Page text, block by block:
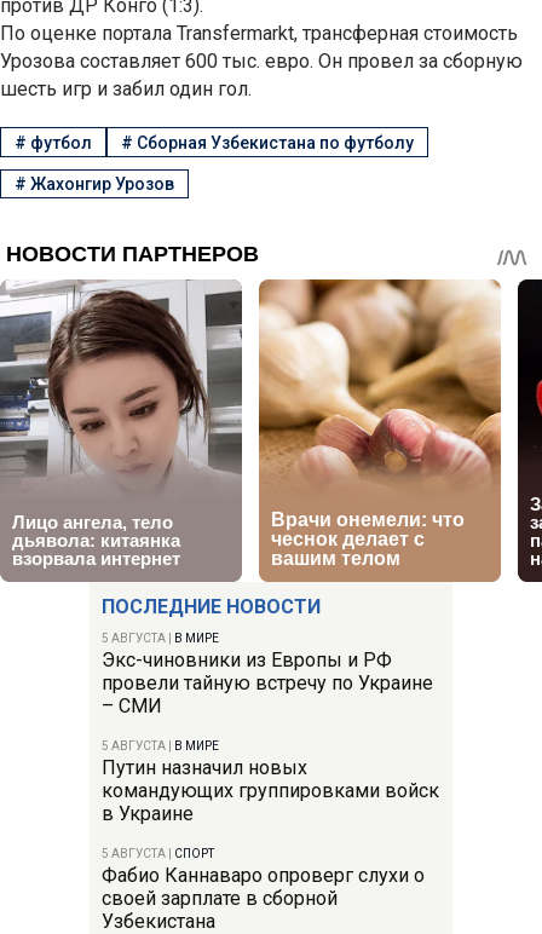
ПОСЛЕДНИЕ НОВОСТИ
5 АВГУСТА В МИРЕ
Экс-чиновники из Европы и РФ
провели тайную встречу по Украине
– СМИ
5 АВГУСТА В МИРЕ
Путин назначил новых
командующих группировками войск
в Украине
5 АВГУСТА СПОРТ
Фабио Каннаваро опроверг слухи о
своей зарплате в сборной
Узбекистана
против ДР Конго (1:3).
По оценке портала Transfermarkt, трансферная стоимость
Урозова составляет 600 тыс. евро. Он провел за сборную
шесть игр и забил один гол.
# футбол # Сборная Узбекистана по футболу
# Жахонгир Урозов